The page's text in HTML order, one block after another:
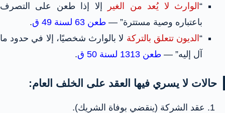
“الوارث لا يُعد من الغير
إلا إذا طعن على التصرف
باعتباره وصية مستترة” — طعن 63 لسنة 49 ق
.
“الديون تتعلق بالتركة لا بالوارث شخصيًا، إلا في حدود ما
آل إليه” — طعن 1313 لسنة 50 ق .
حالات لا يسري فيها العقد على الخلف العام:
عقد الشركة (ينقضي بوفاة الشريك).